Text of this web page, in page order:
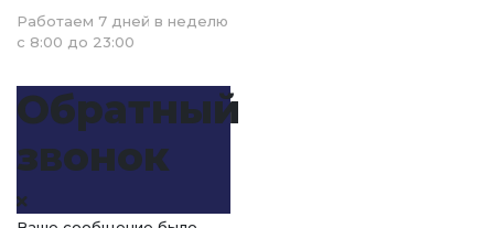
Работаем 7 дней в неделю
с 8:00 до 23:00
Обратный
звонок